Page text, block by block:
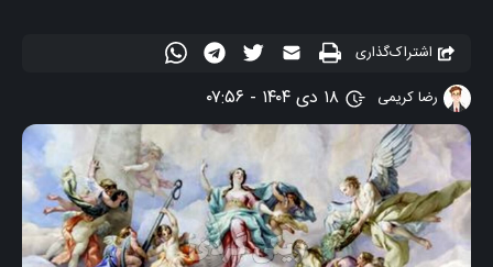
اشتراک‌گذاری
رضا کریمی
۱۸ دی ۱۴۰۴ - ۰۷:۵۶